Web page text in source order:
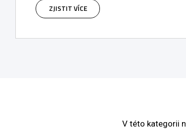
M40 M30 s certifikací podle standardu IWA 14-
1, (PAS 68), ASTM F 2656—18A) jsou
ZJISTIT VÍCE
V této kategorii